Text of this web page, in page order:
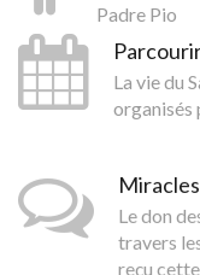
Padre Pio
La vie du
organisés
Le don
travers
reçu